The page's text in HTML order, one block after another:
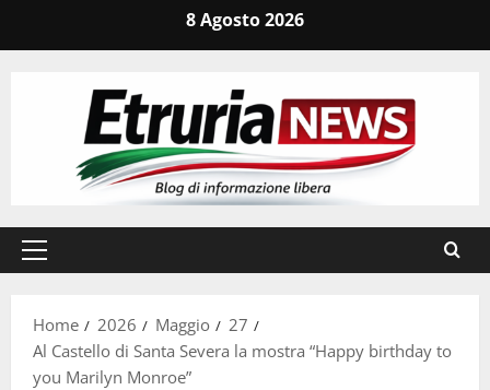
8 Agosto 2026
Menu
Home
2026 Maggio
27
Al Castello di Santa Severa la mostra “Happy birthday to
you Marilyn Monroe”